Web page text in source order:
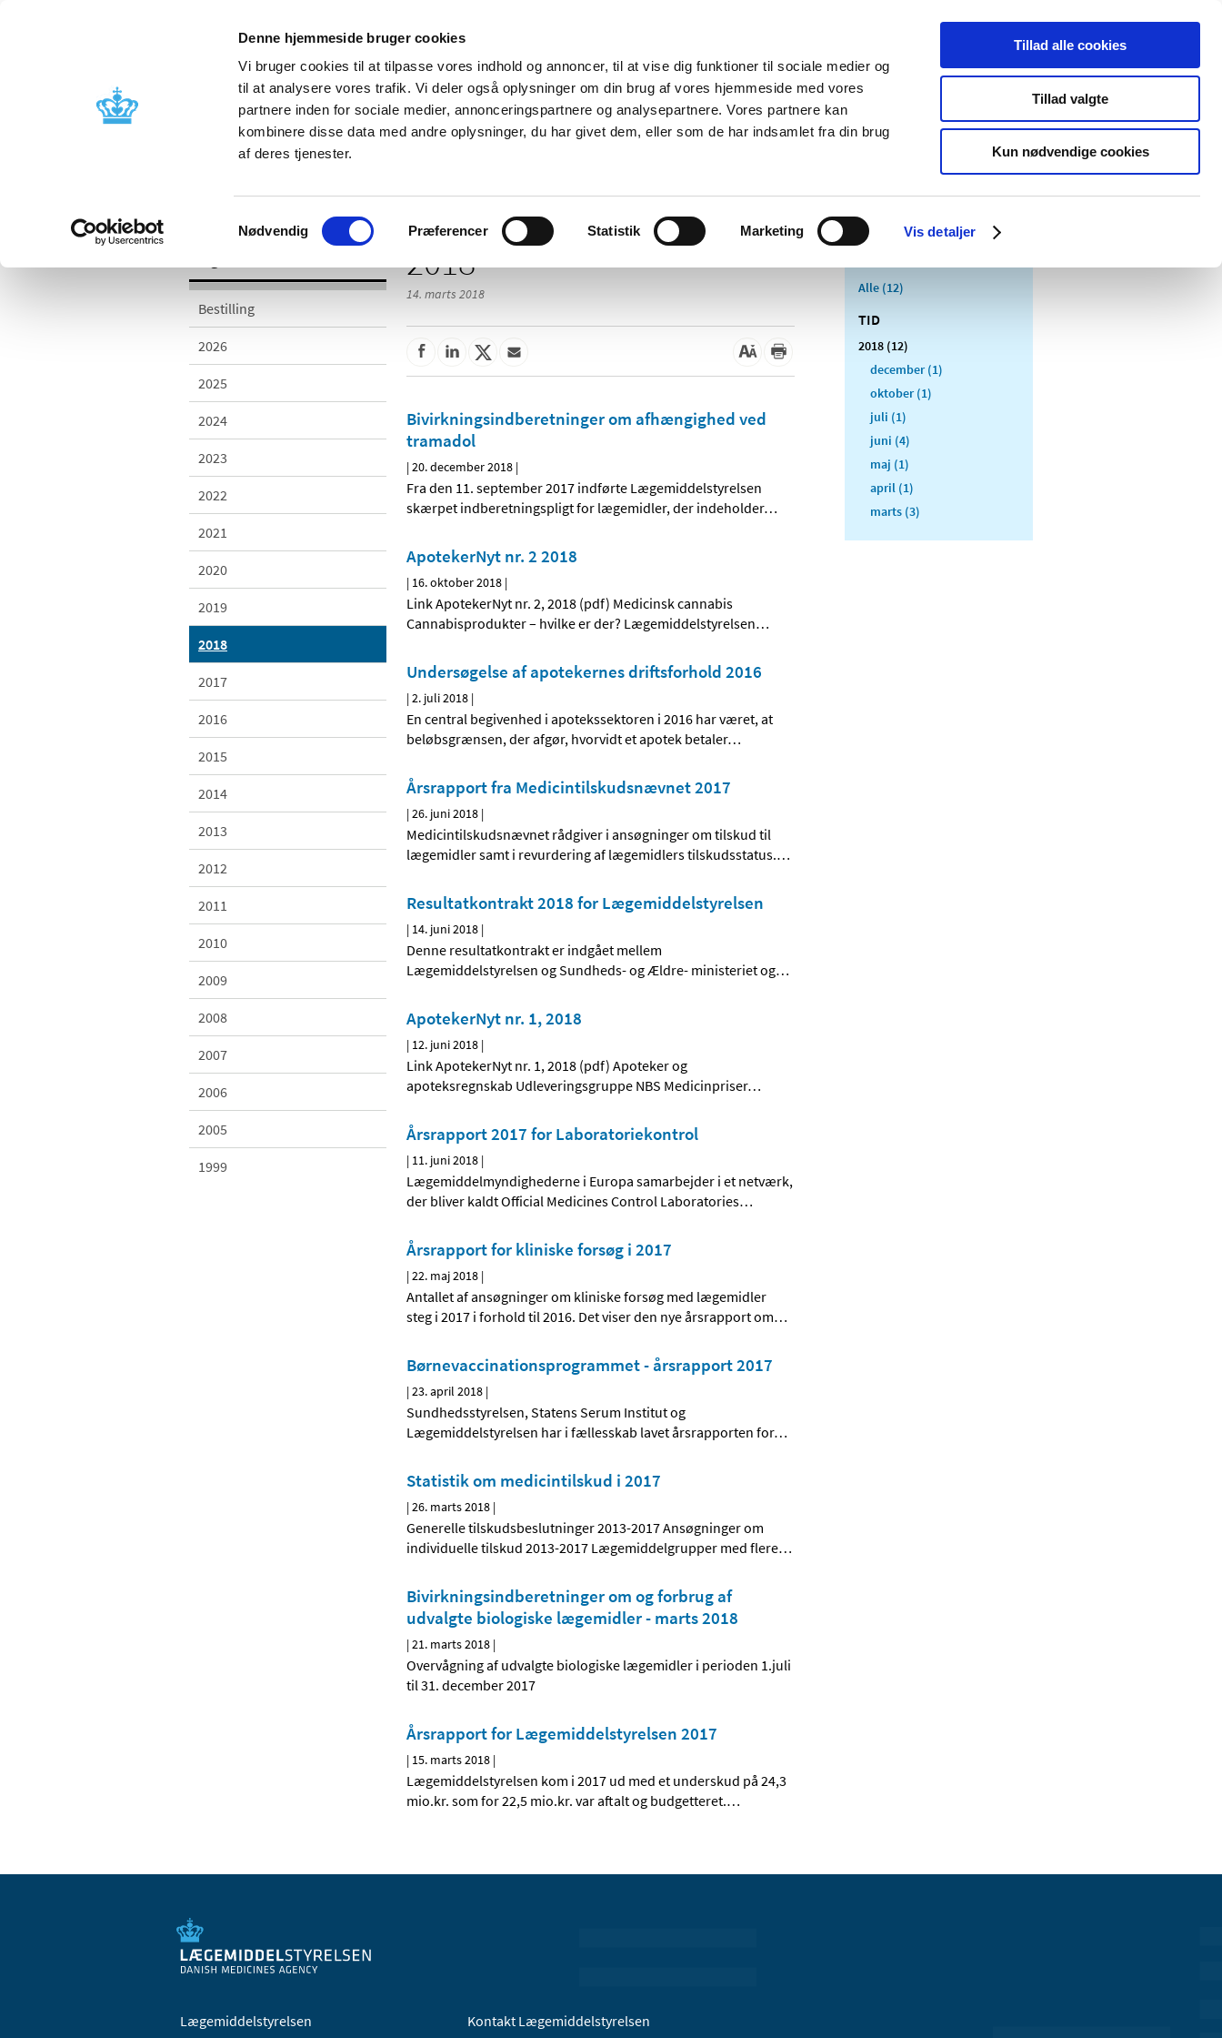
Denne hjemmeside bruger cookies
Vi bruger cookies til at tilpasse vores indhold og annoncer, til at vise dig funktioner til sociale medier og
til at analysere vores trafik. Vi deler også oplysninger om din brug af vores hjemmeside med vores
partnere inden for sociale medier, annonceringspartnere og analysepartnere. Vores partnere kan
kombinere disse data med andre oplysninger, du har givet dem, eller som de har indsamlet fra din brug
af deres tjenester.
Samtykkevalg
Nødvendig Præferencer Statistik Marketing Vis detaljer
Tillad alle cookies
Tillad valgte
Kun nødvendige cookies
Nyheder Om os Kontakt Udgivelser
Godkendelse og
Bivirkninger og
produktinformation
Tilskud og
Apoteker og salg af
Medicinsk
Særlige
produktområder
Bestilling
2026
2025
2024
2023
2022
2021
2020
2019
2018
2017
2016
2015
2014
2013
2012
2011
2010
2009
2008
2007
2006
2005
1999
2018
14. marts 2018
Bivirkningsindberetninger om afhængighed ved
tramadol
|20. december 2018 |
Fra den 11. september 2017 indførte Lægemiddelstyrelsen
skærpet indberetningspligt for lægemidler, der indeholder…
ApotekerNyt nr. 2 2018
| 16. oktober 2018 |
Link ApotekerNyt nr. 2, 2018 (pdf) Medicinsk cannabis
Cannabisprodukter – hvilke er der? Lægemiddelstyrelsen…
Undersøgelse af apotekernes driftsforhold 2016
|2. juli 2018 |
En central begivenhed i apotekssektoren i 2016 har været, at
beløbsgrænsen, der afgør, hvorvidt et apotek betaler…
Årsrapport fra Medicintilskudsnævnet 2017
|26. juni 2018 |
Medicintilskudsnævnet rådgiver i ansøgninger om tilskud til
lægemidler samt i revurdering af lægemidlers tilskudsstatus.…
Resultatkontrakt 2018 for Lægemiddelstyrelsen
| 14. juni 2018 |
Denne resultatkontrakt er indgået mellem
Lægemiddelstyrelsen og Sundheds- og Ældre- ministeriet og…
ApotekerNyt nr. 1, 2018
| 12. juni 2018 |
Link ApotekerNyt nr. 1, 2018 (pdf) Apoteker og
apoteksregnskab Udleveringsgruppe NBS Medicinpriser…
Årsrapport 2017 for Laboratoriekontrol
| 11. juni 2018 |
Lægemiddelmyndighederne i Europa samarbejder i et netværk,
der bliver kaldt Official Medicines Control Laboratories…
Årsrapport for kliniske forsøg i 2017
|22. maj 2018 |
Antallet af ansøgninger om kliniske forsøg med lægemidler
steg i 2017 i forhold til 2016. Det viser den nye årsrapport om…
Børnevaccinations­programmet - årsrapport 2017
|23. april 2018 |
Sundhedsstyrelsen, Statens Serum Institut og
Lægemiddelstyrelsen har i fællesskab lavet årsrapporten for…
Statistik om medicintilskud i 2017
|26. marts 2018 |
Generelle tilskudsbeslutninger 2013-2017 Ansøgninger om
individuelle tilskud 2013-2017 Lægemiddelgrupper med flere…
Bivirkningsindberetninger om og forbrug af
udvalgte biologiske lægemidler - marts 2018
|21. marts 2018 |
Overvågning af udvalgte biologiske lægemidler i perioden 1.juli
til 31. december 2017
Årsrapport for Lægemiddelstyrelsen 2017
| 15. marts 2018 |
Lægemiddelstyrelsen kom i 2017 ud med et underskud på 24,3
mio.kr. som for 22,5 mio.kr. var aftalt og budgetteret.…
Alle (12)
TID
2018 (12)
december (1)
oktober (1)
juli (1)
juni (4)
maj (1)
april (1)
marts (3)
Lægemiddelstyrelsen
Kontakt Lægemiddelstyrelsen